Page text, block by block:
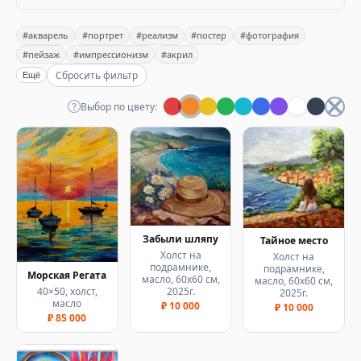
#акварель #портрет #реализм #постер
#фотография
#пейзаж
#импрессионизм #акрил
Ещё Сбросить фильтр
Выбор по цвету:
Морская Регата
40×50, холст,
масло
₽ 85 000
Забыли шляпу
Холст на
подрамнике,
масло, 60х60 см,
2025г.
₽ 10 000
Тайное место
Холст на
подрамнике,
масло, 60х60 см,
2025г.
₽ 10 000